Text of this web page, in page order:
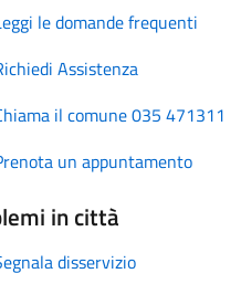
le domande frequenti
Assistenza
il comune 035 471311
un appuntamento
in città
disservizio